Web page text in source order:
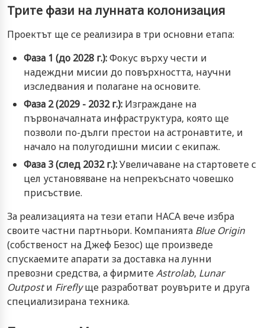
Трите фази на лунната колонизация
Проектът ще се реализира в три основни етапа:
Фаза 1 (до 2028 г.):Фокус върху чести и
надеждни мисии до повърхността, научни
изследвания и полагане на основите.
Фаза 2 (2029 - 2032 г.): Изграждане на
първоначалната инфраструктура, която ще
позволи по-дълги престои на астронавтите, и
начало на полугодишни мисии с екипаж.
Фаза 3 (след 2032 г.):Увеличаване на стартовете с
цел установяване на непрекъснато човешко
присъствие.
За реализацията на тези етапи НАСА вече избра
своите частни партньори. Компанията Blue Origin
(собственост на Джеф Безос) ще произведе
спускаемите апарати за доставка на лунни
превозни средства, а фирмитеAstrolab, Lunar
Outpostи Fireflyще разработват роувърите и друга
специализирана техника.